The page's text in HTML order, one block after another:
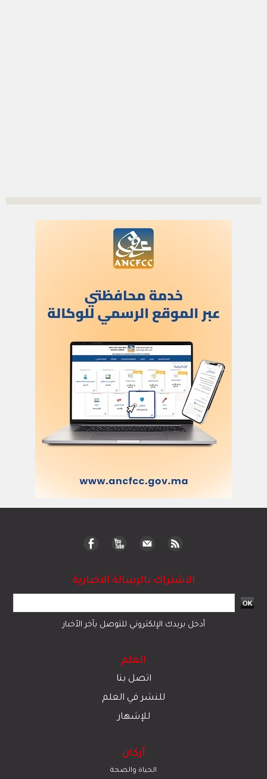
الاشتراك بالرسالة الاخبارية
أدخل بريدك الإلكتروني للتوصل بآخر الأخبار
العلم
اتصل بنا
للنشر في العلم
للإشهار
أركان
الحياة والصحة